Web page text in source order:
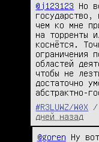
@j123123 Но
государство,
чем ко мне
на торренты
коснётся.
ограничения
областей
чтобы не
достаточно
абстрактно-
#R3LUWZ/W0X
/
дней назад
@goren Ну